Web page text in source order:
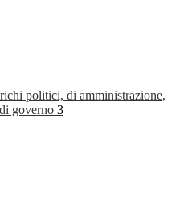
politici, di amministrazione,
governo 3